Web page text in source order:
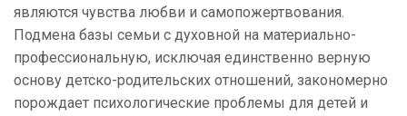
являются чувства любви и самопожертвования.
Подмена базы семьи с духовной на материально-
профессиональную, исключая единственно верную
основу детско-родительских отношений, закономерно
порождает психологические проблемы для детей и